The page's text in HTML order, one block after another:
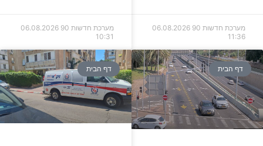
מערכת חדשות 90
06.08.2026
11:36
מערכת חדשות 90
06.08.2026
10:31
דף הבית דף הבית